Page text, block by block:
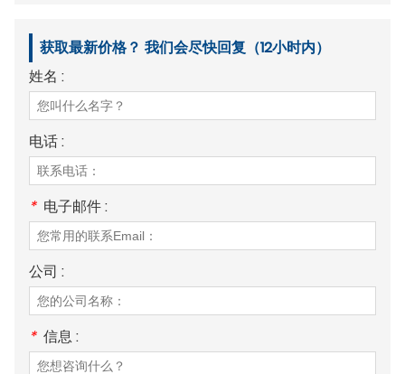
获取最新价格？ 我们会尽快回复（12小时内）
姓名 :
电话 :
* 电子邮件 :
公司 :
* 信息 :